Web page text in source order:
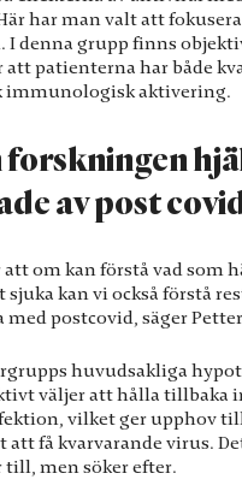
har man valt att
I denna grupp finns
att patienterna har både
immunologisk aktivering.
forskningen
av post
att om kan förstå vad som
sjuka kan vi också förstå
postcovid, säger
huvudsakliga
väljer att hålla tillbaka
vilket ger upphov
att få kvarvarande virus.
men söker efter.